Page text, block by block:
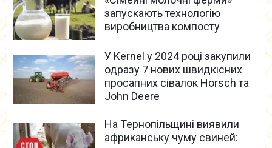
запускають технологію
виробництва компосту
У Kernel у 2024 році закупили
одразу 7 нових швидкісних
просапних сівалок Horsch та
John Deere
На Тернопільщині виявили
африканську чуму свиней: